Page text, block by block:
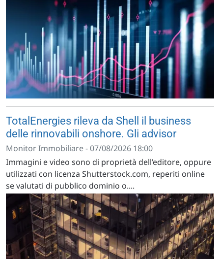
TotalEnergies rileva da Shell il business
delle rinnovabili onshore. Gli advisor
Monitor Immobiliare - 07/08/2026 18:00
Immagini e video sono di proprietà dell’editore, oppure
utilizzati con licenza Shutterstock.com, reperiti online
se valutati di pubblico dominio o....